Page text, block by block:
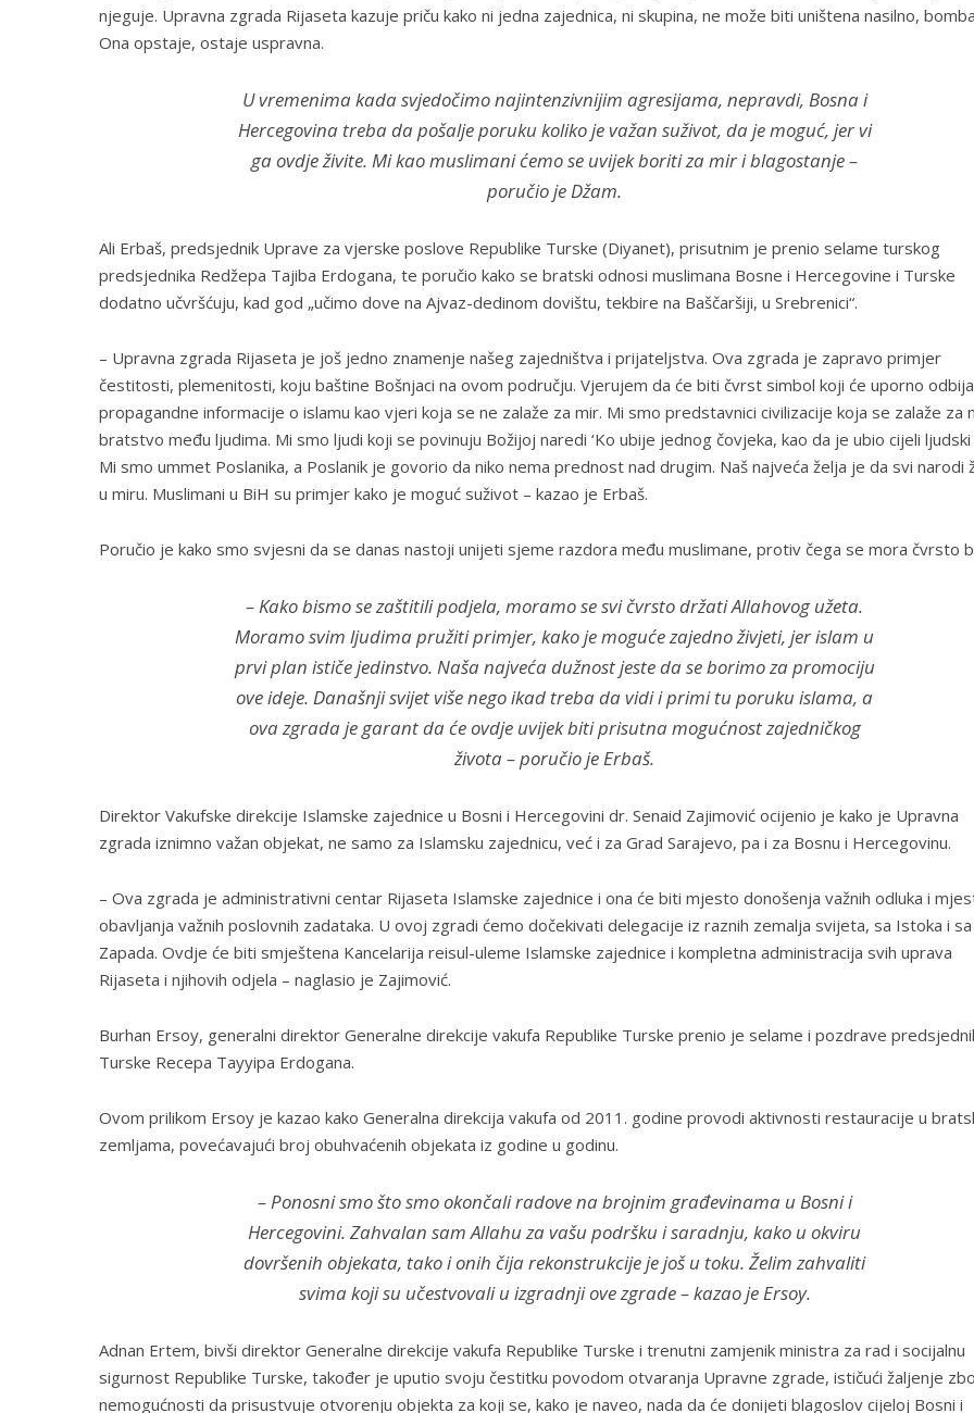
njeguje. Upravna zgrada Rijaseta kazuje priču kako ni jedna zajednica, ni skupina, ne može biti uništena nasilno,
Ona opstaje, ostaje uspravna.
U vremenima kada svjedočimo najintenzivnijim agresijama, nepravdi, Bosna i
Hercegovina treba da pošalje poruku koliko je važan suživot, da je moguć, jer vi
ga ovdje živite. Mi kao muslimani ćemo se uvijek boriti za mir i blagostanje –
poručio je Džam.
Ali Erbaš, predsjednik Uprave za vjerske poslove Republike Turske (Diyanet), prisutnim je prenio selame turskog
predsjednika Redžepa Tajiba Erdogana, te poručio kako se bratski odnosi muslimana Bosne i Hercegovine i Turske
dodatno učvršćuju, kad god „učimo dove na Ajvaz-dedinom dovištu, tekbire na Baščaršiji, u Srebrenici“.
– Upravna zgrada Rijaseta je još jedno znamenje našeg zajedništva i prijateljstva. Ova zgrada je zapravo primjer
čestitosti, plemenitosti, koju baštine Bošnjaci na ovom području. Vjerujem da će biti čvrst simbol koji će uporno
propagandne informacije o islamu kao vjeri koja se ne zalaže za mir. Mi smo predstavnici civilizacije koja se zalaže za
bratstvo među ljudima. Mi smo ljudi koji se povinuju Božijoj naredi ‘Ko ubije jednog čovjeka, kao da je ubio cijeli ljudski
Mi smo ummet Poslanika, a Poslanik je govorio da niko nema prednost nad drugim. Naš najveća želja je da svi narodi
u miru. Muslimani u BiH su primjer kako je moguć suživot – kazao je Erbaš.
Poručio je kako smo svjesni da se danas nastoji unijeti sjeme razdora među muslimane, protiv čega se mora čvrsto
– Kako bismo se zaštitili podjela, moramo se svi čvrsto držati Allahovog užeta.
Moramo svim ljudima pružiti primjer, kako je moguće zajedno živjeti, jer islam u
prvi plan ističe jedinstvo. Naša najveća dužnost jeste da se borimo za promociju
ove ideje. Današnji svijet više nego ikad treba da vidi i primi tu poruku islama, a
ova zgrada je garant da će ovdje uvijek biti prisutna mogućnost zajedničkog
života – poručio je Erbaš.
Direktor Vakufske direkcije Islamske zajednice u Bosni i Hercegovini dr. Senaid Zajimović ocijenio je kako je Upravna
zgrada iznimno važan objekat, ne samo za Islamsku zajednicu, već i za Grad Sarajevo, pa i za Bosnu i Hercegovinu.
– Ova zgrada je administrativni centar Rijaseta Islamske zajednice i ona će biti mjesto donošenja važnih odluka i
obavljanja važnih poslovnih zadataka. U ovoj zgradi ćemo dočekivati delegacije iz raznih zemalja svijeta, sa Istoka i sa
Zapada. Ovdje će biti smještena Kancelarija reisul-uleme Islamske zajednice i kompletna administracija svih uprava
Rijaseta i njihovih odjela – naglasio je Zajimović.
Burhan Ersoy, generalni direktor Generalne direkcije vakufa Republike Turske prenio je selame i pozdrave
Turske Recepa Tayyipa Erdogana.
Ovom prilikom Ersoy je kazao kako Generalna direkcija vakufa od 2011. godine provodi aktivnosti restauracije u
zemljama, povećavajući broj obuhvaćenih objekata iz godine u godinu.
– Ponosni smo što smo okončali radove na brojnim građevinama u Bosni i
Hercegovini. Zahvalan sam Allahu za vašu podršku i saradnju, kako u okviru
dovršenih objekata, tako i onih čija rekonstrukcije je još u toku. Želim zahvaliti
svima koji su učestvovali u izgradnji ove zgrade – kazao je Ersoy.
Adnan Ertem, bivši direktor Generalne direkcije vakufa Republike Turske i trenutni zamjenik ministra za rad i socijalnu
sigurnost Republike Turske, također je uputio svoju čestitku povodom otvaranja Upravne zgrade, ističući žaljenje
nemogućnosti da prisustvuje otvorenju objekta za koji se, kako je naveo, nada da će donijeti blagoslov cijeloj Bosni i